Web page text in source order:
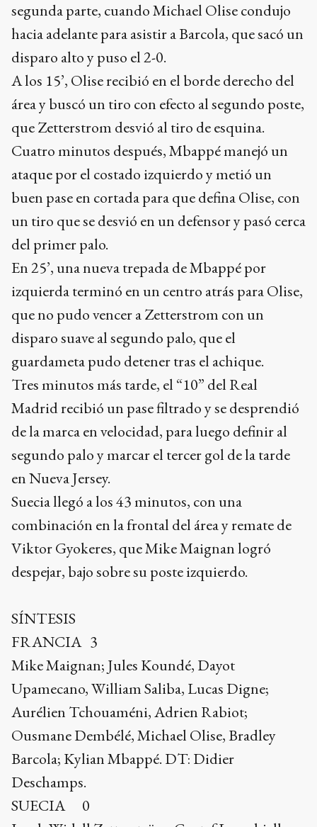
segunda parte, cuando Michael Olise condujo
hacia adelante para asistir a Barcola, que sacó un
disparo alto y puso el 2-0.
A los 15’, Olise recibió en el borde derecho del
área y buscó un tiro con efecto al segundo poste,
que Zetterstrom desvió al tiro de esquina.
Cuatro minutos después, Mbappé manejó un
ataque por el costado izquierdo y metió un
buen pase en cortada para que defina Olise, con
un tiro que se desvió en un defensor y pasó cerca
del primer palo.
En 25’, una nueva trepada de Mbappé por
izquierda terminó en un centro atrás para Olise,
que no pudo vencer a Zetterstrom con un
disparo suave al segundo palo, que el
guardameta pudo detener tras el achique.
Tres minutos más tarde, el “10” del Real
Madrid recibió un pase filtrado y se desprendió
de la marca en velocidad, para luego definir al
segundo palo y marcar el tercer gol de la tarde
en Nueva Jersey.
Suecia llegó a los 43 minutos, con una
combinación en la frontal del área y remate de
Viktor Gyokeres, que Mike Maignan logró
despejar, bajo sobre su poste izquierdo.
SÍNTESIS
FRANCIA 3
Mike Maignan; Jules Koundé, Dayot
Upamecano, William Saliba, Lucas Digne;
Aurélien Tchouaméni, Adrien Rabiot;
Ousmane Dembélé, Michael Olise, Bradley
Barcola; Kylian Mbappé. DT: Didier
Deschamps.
SUECIA 0